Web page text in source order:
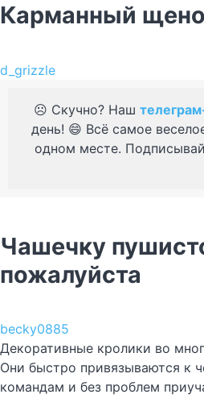
Карманный
d_grizzle
☹️ Скучно? Наш
день! 😄 Всё самое
одном месте.
Чашечку
пожалуйста
becky0885
Декоративные кролики во
Они быстро привязываются к
командам и без проблем